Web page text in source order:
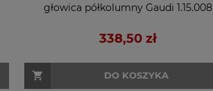
głowica półkolumny Gaudi 1.15.008
338,50 zł
DO KOSZYKA